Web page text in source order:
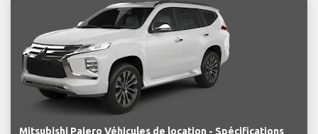
Mitsubishi Pajero Véhicules de location - Spécifications